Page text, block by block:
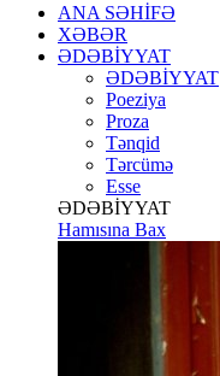
ANA SƏHİFƏ
XƏBƏR
ƏDƏBİYYAT
ƏDƏBİYYAT
Poeziya
Proza
Tənqid
Tərcümə
Esse
ƏDƏBİYYAT
Hamısına Bax